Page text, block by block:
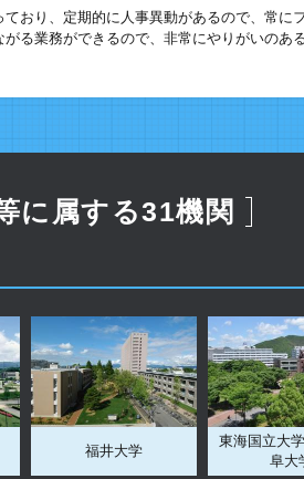
おり、定期的に人事異動があるので、常に
る業務ができるので、非常にやりがいのあ
に属する31機関
福井大学
東海国立大
阜大